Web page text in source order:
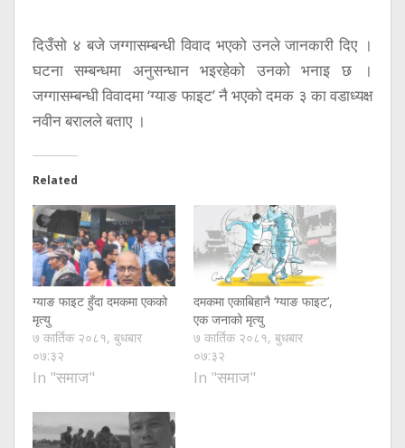
दिउँसो ४ बजे जग्गासम्बन्धी विवाद भएको उनले जानकारी दिए ।
घटना सम्बन्धमा अनुसन्धान भइरहेको उनको भनाइ छ ।
जग्गासम्बन्धी विवादमा ‘ग्याङ फाइट’ नै भएको दमक ३ का वडाध्यक्ष
नवीन बरालले बताए ।
Related
ग्याङ फाइट हुँदा दमकमा एकको
मृत्यु
७ कार्तिक २०८१, बुधबार
०७:३२
In "समाज"
दमकमा एकाबिहानै ‘ग्याङ फाइट’,
एक जनाको मृत्यु
७ कार्तिक २०८१, बुधबार
०७:३२
In "समाज"